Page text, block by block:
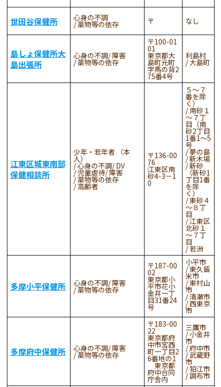
世田谷保健所 心身の不調
薬物等の依存 なし
島しょ保健所大
島出張所
心身の不調 障害
薬物等の依存
100-01
01
東京都大
島町元町
字馬の背2
75番4号
利島村
大島町
江東区城東南部
保健相談所
少年・若年者 （本
人）
心身の不調 DV
児童虐待 障害
薬物等の依存
高齢者
136-00
76
江東区南
砂4-3－1
0
５～７
番を除
く）
南砂１
～７丁
目（南
砂2丁目
1番1～5
号
夢の島
新木場
新砂
（新砂1
丁目1番
を除
く）
東砂４
～８丁
目
江東区
北砂１
～７丁
目
若洲
多摩小平保健所 心身の不調 障害
薬物等の依存
187-00
02
東京都小
平市花小
金井一丁
目31番24
号
小平市
東久留
米市
東村山
市
清瀬市
西東京
市
多摩府中保健所 心身の不調 障害
薬物等の依存
183-00
22
東京都府
中市宮西
町一丁目2
6番地の1
東京都
府中合同
庁舎内
三鷹市
小金井
市
府中市
武蔵野
市
狛江市
調布市